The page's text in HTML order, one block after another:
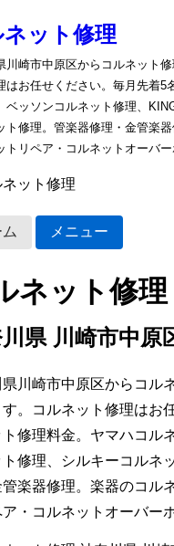
ネット修理
川崎市中原区からコルネット
はお任せください。毎月先着
ベッソンコルネット修理、
ト修理。管楽器修理・金管楽
トリペア・コルネットオーバ
メニュー
ネット修理
県 川崎市中原
川崎市中原区からコル
す。コルネット修理はお
ト修理料金。ヤマハコル
ト修理、シルキーコルネ
楽器修理。楽器のコル
ア・コルネットオーバー